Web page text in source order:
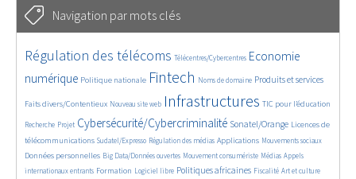
Navigation par mots clés
4593/5616
Régulation des télécoms
371/5616 Télécentres/Cybercentres
3616/5616
Economie
numérique
1834/5616 Politique nationale
5191/5616 Fintech
663/5616 Noms de domaine
2326/5616 Produits et services
1560/5616
Faits divers/Contentieux Nouveau site web Infrastructures TIC pour l’éducation
Recherche
248/5616Projet
3556/5616 Cybersécurité/Cybercriminalité
2265/5616 Sonatel/Orange
1613/5616
Licences de
télécommunications
281/5616 Sudatel/Expresso
1023/5616 Régulation des médias
1513/5616 Applications
1135/5616 Mouvements sociaux
1670/5616
Données personnelles
142/5616 Big Data/Données ouvertes
623/5616 Mouvement consumériste
367/5616 Médias
655/5616
Appels
internationaux entrants
1717/5616 Formation
106/5616 Logiciel libre
2388/5616 Politiques africaines
1069/5616 Fiscalité
172/5616 Art et culture
582/5616